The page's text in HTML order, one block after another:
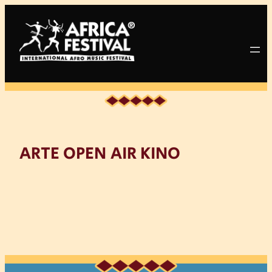
Inhalt
springen
ARTE OPEN AIR KINO